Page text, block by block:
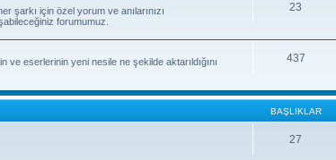
şarkı için özel yorum ve anılarınızı
forumumuz.
23
ve eserlerinin yeni nesile ne şekilde aktarıldığını
437
BAŞLIKLAR
27